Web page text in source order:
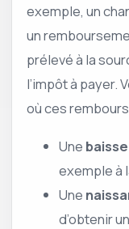
exemple, un
un
prélevé à la
l’impôt à payer.
où ces
Une
exemple à
Une
d’obtenir